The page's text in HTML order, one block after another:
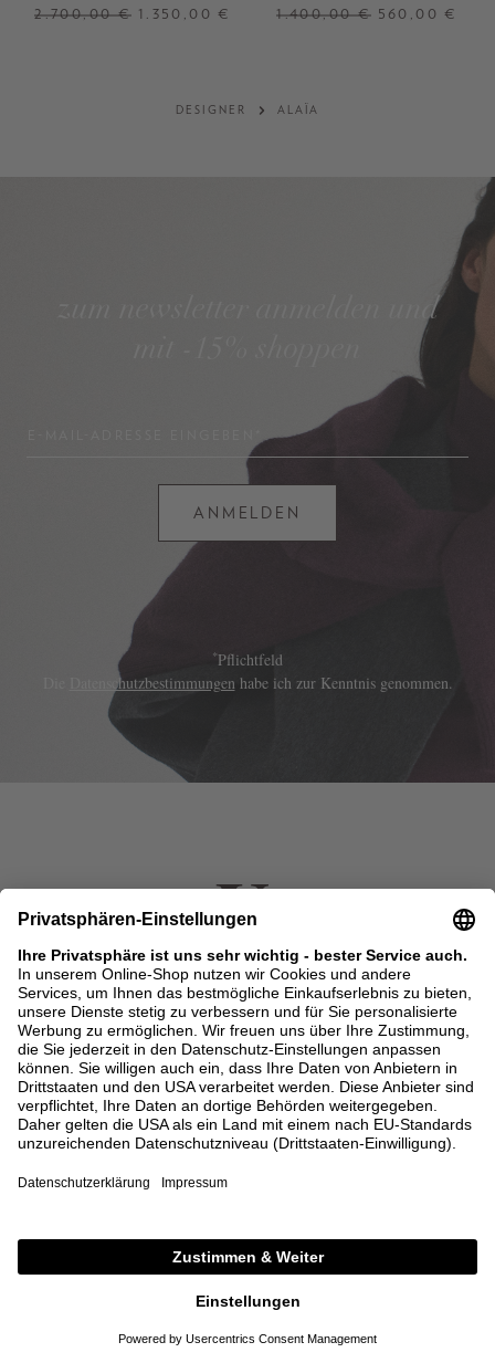
2.700,00 € 1.350,00 € 1.400,00 € 560,00 €
DESIGNER ALAÏA
zum newsletter anmelden und
ANMELDEN
*Pflichtfeld
Datenschutzbestimmungen habe ich zur Kenntnis genommen.
UNGER Store
Neuer Wall 35
20354 Hamburg
Große Bleichen 23 - 27